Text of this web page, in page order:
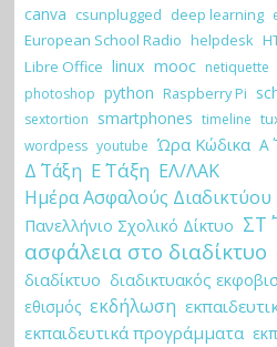
canva csunplugged deep learning
European School Radio helpdesk
Libre Office linux mooc netiquette
photoshop python Raspberry Pi
sextortion smartphones timeline
wordpess youtube Ώρα Κώδικα
Δ΄ Τάξη Ε΄ Τάξη ΕΛ/ΛΑΚ
Ημέρα Ασφαλούς Διαδικτύου
Πανελλήνιο Σχολικό Δίκτυο
ασφάλεια στο διαδίκτυο
διαδίκτυο διαδικτυακός
εθισμός εκδήλωση
εκπαιδευτικά προγράμματα